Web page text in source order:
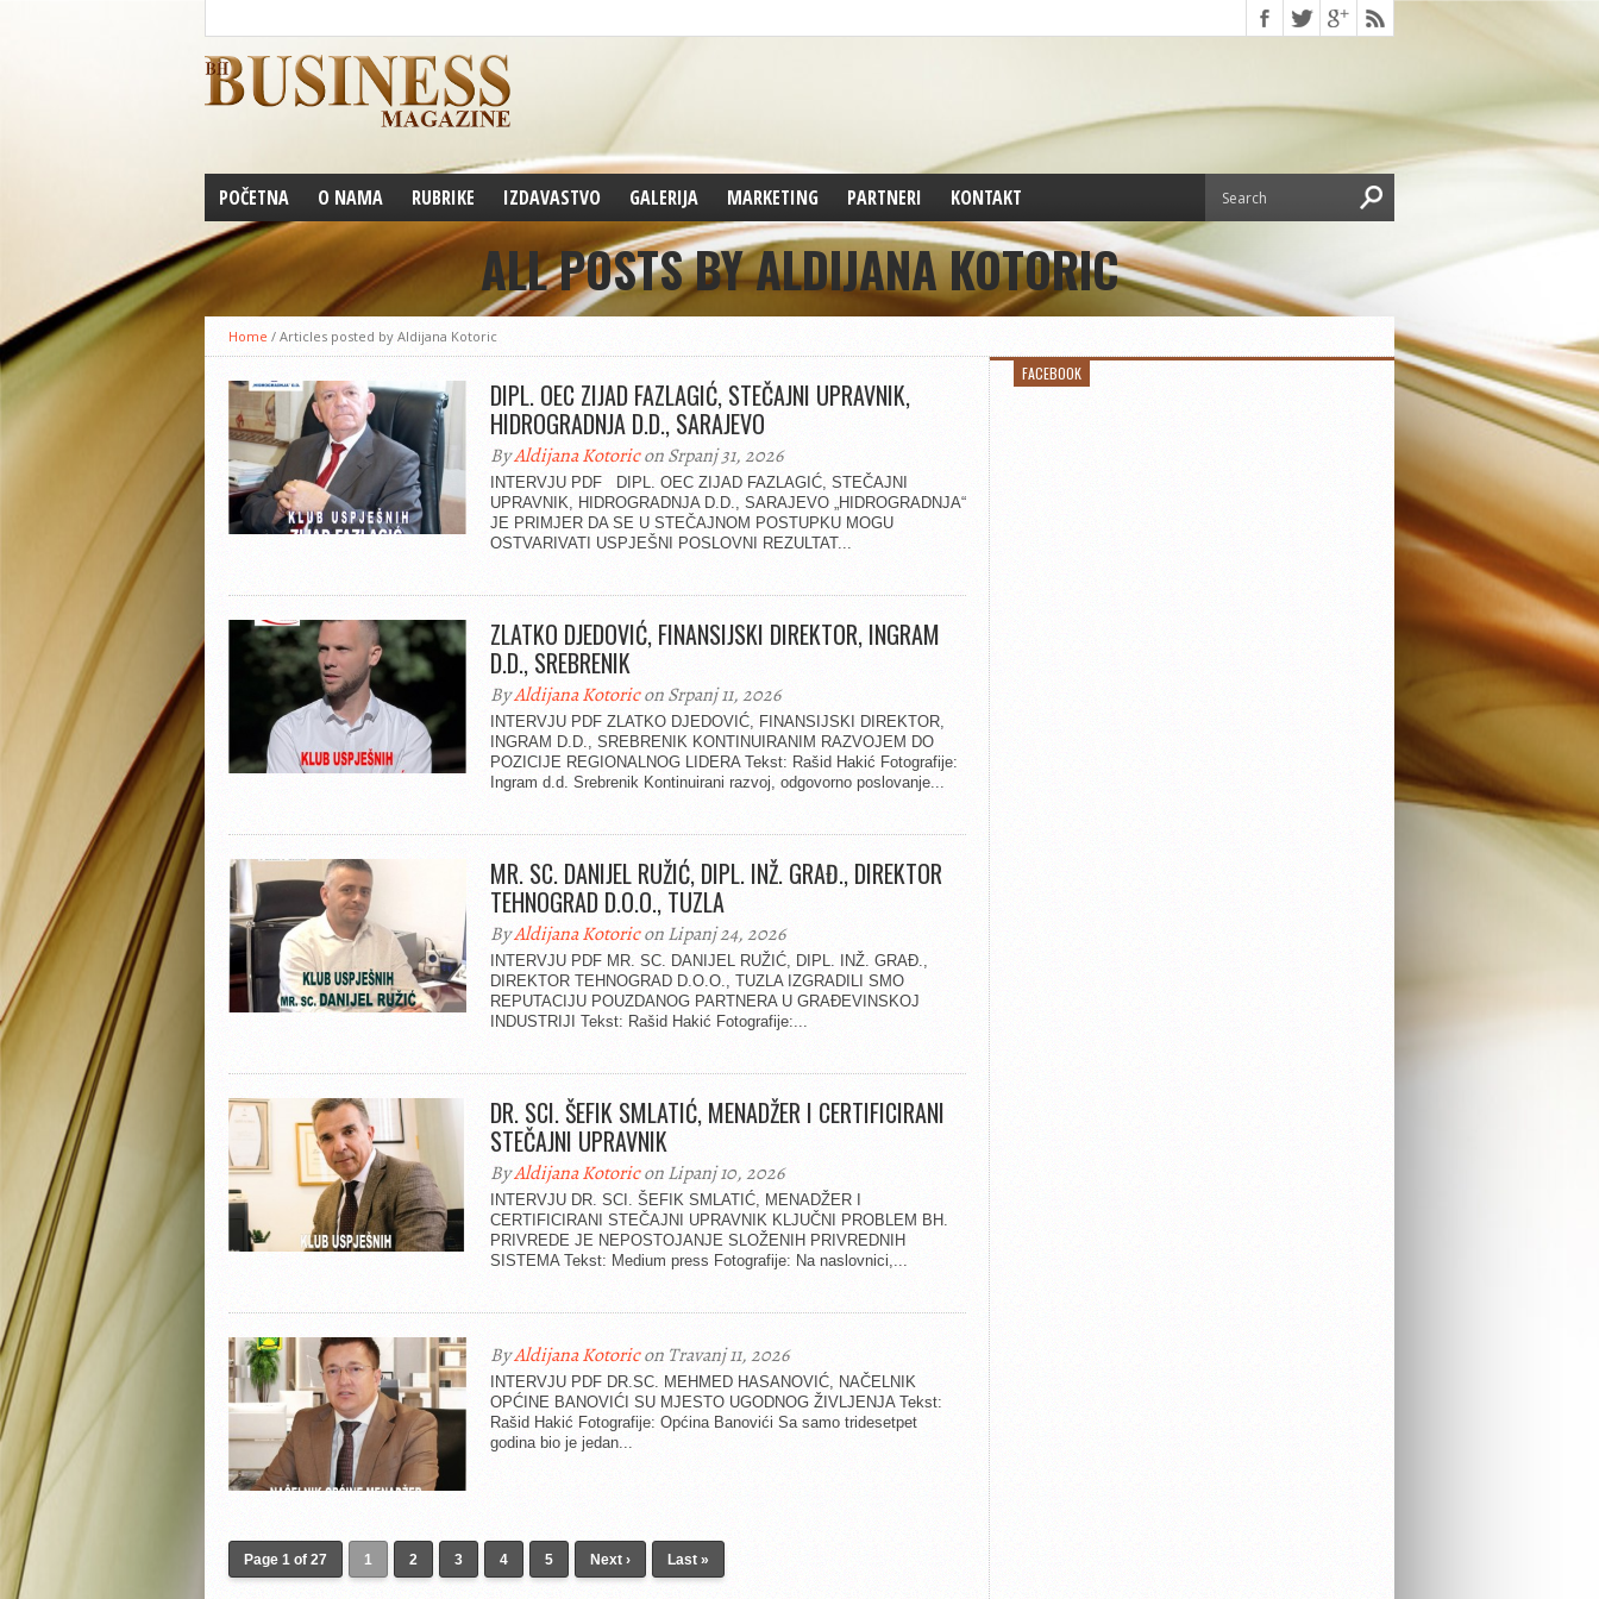
POČETNA O NAMA RUBRIKE IZDAVASTVO GALERIJA MARKETING PARTNERI KONTAKT
ALL POSTS BY ALDIJANA KOTORIC
Home / Articles posted by Aldijana Kotoric
DIPL. OEC ZIJAD FAZLAGIĆ, STEČAJNI UPRAVNIK,
HIDROGRADNJA D.D., SARAJEVO
ByAldijana Kotoricon Srpanj 31, 2026
INTERVJU PDF DIPL. OEC ZIJAD FAZLAGIĆ, STEČAJNI
UPRAVNIK, HIDROGRADNJA D.D., SARAJEVO „HIDROGRADNJA“
JE PRIMJER DA SE U STEČAJNOM POSTUPKU MOGU
OSTVARIVATI USPJEŠNI POSLOVNI REZULTAT...
ZLATKO DJEDOVIĆ, FINANSIJSKI DIREKTOR, INGRAM
D.D., SREBRENIK
ByAldijana Kotoricon Srpanj 11, 2026
INTERVJU PDF ZLATKO DJEDOVIĆ, FINANSIJSKI DIREKTOR,
INGRAM D.D., SREBRENIK KONTINUIRANIM RAZVOJEM DO
POZICIJE REGIONALNOG LIDERA Tekst: Rašid Hakić Fotografije:
Ingram d.d. Srebrenik Kontinuirani razvoj, odgovorno poslovanje...
MR. SC. DANIJEL RUŽIĆ, DIPL. INŽ. GRAĐ., DIREKTOR
TEHNOGRAD D.O.O., TUZLA
ByAldijana Kotoricon Lipanj 24, 2026
INTERVJU PDF MR. SC. DANIJEL RUŽIĆ, DIPL. INŽ. GRAĐ.,
DIREKTOR TEHNOGRAD D.O.O., TUZLA IZGRADILI SMO
REPUTACIJU POUZDANOG PARTNERA U GRAĐEVINSKOJ
INDUSTRIJI Tekst: Rašid Hakić Fotografije:...
DR. SCI. ŠEFIK SMLATIĆ, MENADŽER I CERTIFICIRANI
STEČAJNI UPRAVNIK
ByAldijana Kotoricon Lipanj 10, 2026
INTERVJU DR. SCI. ŠEFIK SMLATIĆ, MENADŽER I
CERTIFICIRANI STEČAJNI UPRAVNIK KLJUČNI PROBLEM BH.
PRIVREDE JE NEPOSTOJANJE SLOŽENIH PRIVREDNIH
SISTEMA Tekst: Medium press Fotografije: Na naslovnici,...
ByAldijana Kotoricon Travanj 11, 2026
INTERVJU PDF DR.SC. MEHMED HASANOVIĆ, NAČELNIK
OPĆINE BANOVIĆI SU MJESTO UGODNOG ŽIVLJENJA Tekst:
Rašid Hakić Fotografije: Općina Banovići Sa samo tridesetpet
godina bio je jedan...
Page 1 of 27 1 2 3 4 5 Next › Last »
FACEBOOK